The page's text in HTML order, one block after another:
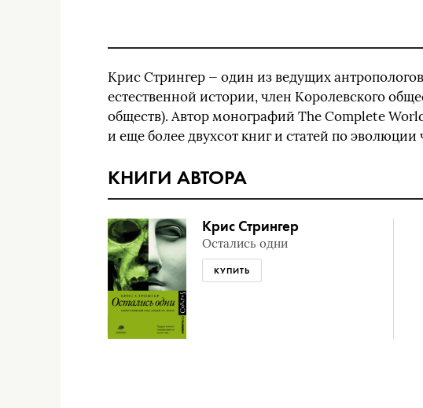
Крис Стрингер — один из ведущих
естественной истории, член Королевского
обществ). Автор монографий The Complete
и еще более двухсот книг и статей по эволюции
КНИГИ АВТОРА
Крис Стрингер
Остались одни
КУПИТЬ